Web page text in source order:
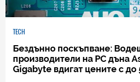
TECH
Бездънно поскъпване:
производители на РС дъна
Gigabyte вдигат цените с до